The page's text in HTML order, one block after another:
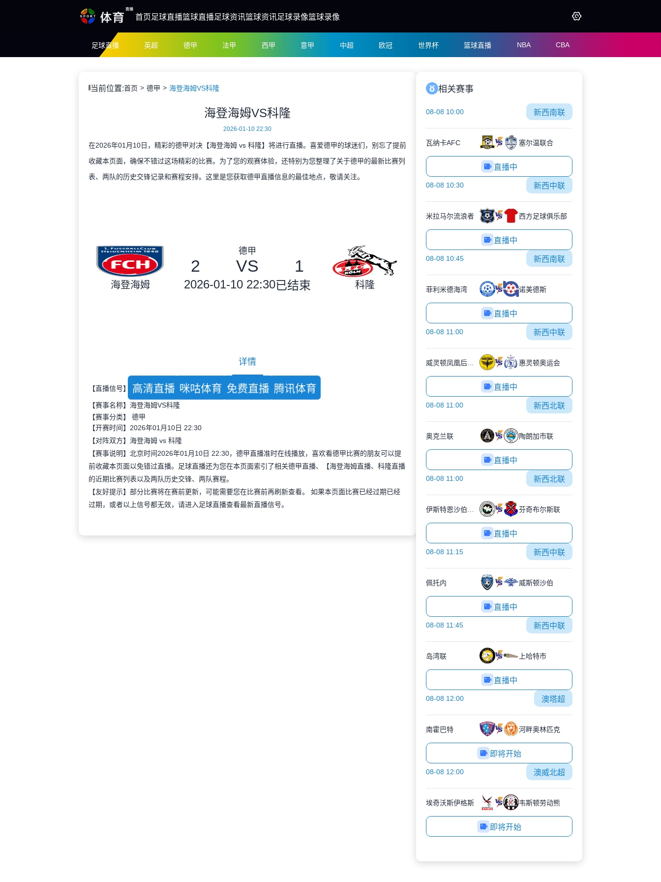
首页足球直播篮球直播足球资讯篮球资讯足球录像篮球录像
足球直播 英超 德甲 法甲 西甲 意甲 中超 欧冠 世界杯 篮球直播 NBA CBA
当前位置:首页 德甲 海登海姆VS科隆
海登海姆VS科隆
2026-01-10 22:30
在2026年01月10日，精彩的德甲对决【海登海姆 vs 科隆】将进行直播。喜爱德甲的球迷们，别忘了提前
收藏本页面，确保不错过这场精彩的比赛。为了您的观赛体验，还特别为您整理了关于德甲的最新比赛列
表、两队的历史交锋记录和赛程安排。这里是您获取德甲直播信息的最佳地点，敬请关注。
海登海姆
德甲
2 VS 1
2026-01-10 22:30已结束 科隆
详情
【直播信号】 高清直播 咪咕体育 免费直播 腾讯体育
【赛事名称】海登海姆VS科隆
【赛事分类】 德甲
【开赛时间】2026年01月10日 22:30
【对阵双方】海登海姆 vs 科隆
【赛事说明】北京时间2026年01月10日 22:30，德甲直播准时在线播放，喜欢看德甲比赛的朋友可以提
前收藏本页面以免错过直播。足球直播还为您在本页面索引了相关德甲直播、【海登海姆直播、科隆直播
的近期比赛列表以及两队历史交锋、两队赛程。
【友好提示】部分比赛将在赛前更新，可能需要您在比赛前再刷新查看。 如果本页面比赛已经过期已经
过期，或者以上信号都无效，请进入足球直播查看最新直播信号。
相关赛事
08-08 10:00 新西南联
瓦纳卡AFC 塞尔温联合
直播中
08-08 10:30 新西中联
米拉马尔流浪者 西方足球俱乐部
直播中
08-08 10:45 新西南联
菲利米德海湾 诺美德斯
直播中
08-08 11:00 新西中联
惠灵顿奥运会
直播中
08-08 11:00 新西北联
奥克兰联 陶朗加市联
直播中
08-08 11:00 新西北联
芬奇布尔斯联
直播中
08-08 11:15 新西中联
佩托内 威斯顿沙伯
直播中
08-08 11:45 新西中联
岛湾联 上哈特市
直播中
08-08 12:00 澳塔超
南霍巴特 河畔奥林匹克
即将开始
08-08 12:00 澳威北超
埃奇沃斯伊格斯 韦斯顿劳动熊
即将开始